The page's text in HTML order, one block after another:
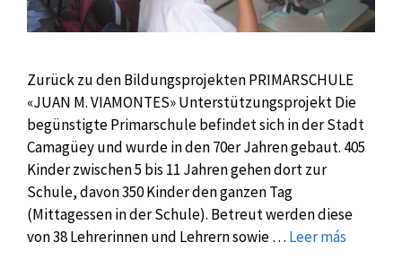
Zurück zu den Bildungsprojekten PRIMARSCHULE
«JUAN M. VIAMONTES» Unterstützungsprojekt Die
begünstigte Primarschule befindet sich in der Stadt
Camagüey und wurde in den 70er Jahren gebaut. 405
Kinder zwischen 5 bis 11 Jahren gehen dort zur
Schule, davon 350 Kinder den ganzen Tag
(Mittagessen in der Schule). Betreut werden diese
von 38 Lehrerinnen und Lehrern sowie … Leer más